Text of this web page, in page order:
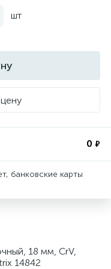
шт
0 ₽
банковские карты
18 мм, CrV,
14842